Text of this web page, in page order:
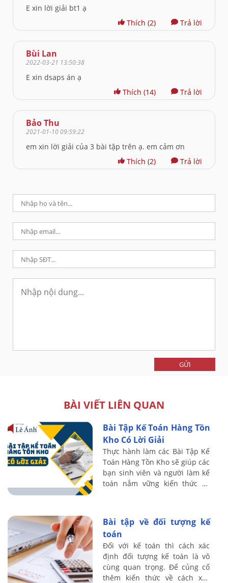
E xin lời giải bt1 ạ
Thích (2) Trả lời
Bùi Lan
2022-03-21 13:50:38
E xin dsaps án ạ
Thích (14) Trả lời
Bảo Thu
2021-01-10 09:59:22
em xin lời giải của 3 bài tập trên ạ. em cảm ơn
Thích (2) Trả lời
GỬI
BÀI VIẾT LIÊN QUAN
Bài Tập Kế Toán Hàng Tồn
Kho Có Lời Giải
Thực hành làm các Bài Tập Kế
Toán Hàng Tồn Kho sẽ giúp các
bạn sinh viên và người làm kế
toán nắm vững kiến thức về
Bài tập về đối tượng kế
toán
Đối với kế toán thì cách xác
định đối tượng kế toán là vô
cùng quan trọng. Để củng cố
thêm kiến thức về cách xác